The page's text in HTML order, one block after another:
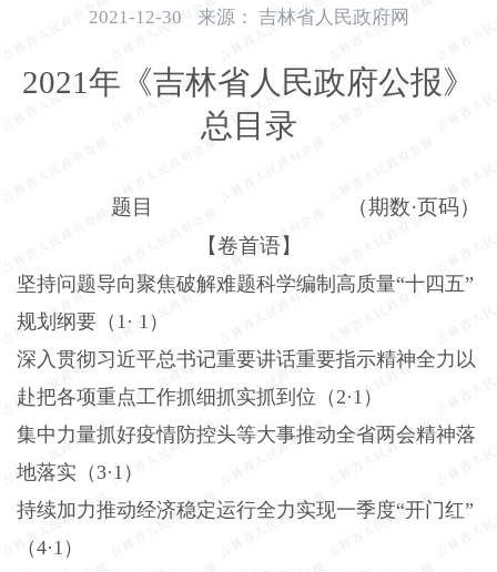
2021-12-30 来源： 吉林省人民政府网
2021年《吉林省人民政府公报》
总目录
题目 （期数·页码）
【卷首语】
坚持问题导向聚焦破解难题科学编制高质量“十四五”
规划纲要（1· 1）
深入贯彻习近平总书记重要讲话重要指示精神全力以
赴把各项重点工作抓细抓实抓到位（ 2·1）
集中力量抓好疫情防控头等大事推动全省两会精神落
地落实（ 3·1）
持续加力推动经济稳定运行全力实现一季度“开门红”
（4·1）